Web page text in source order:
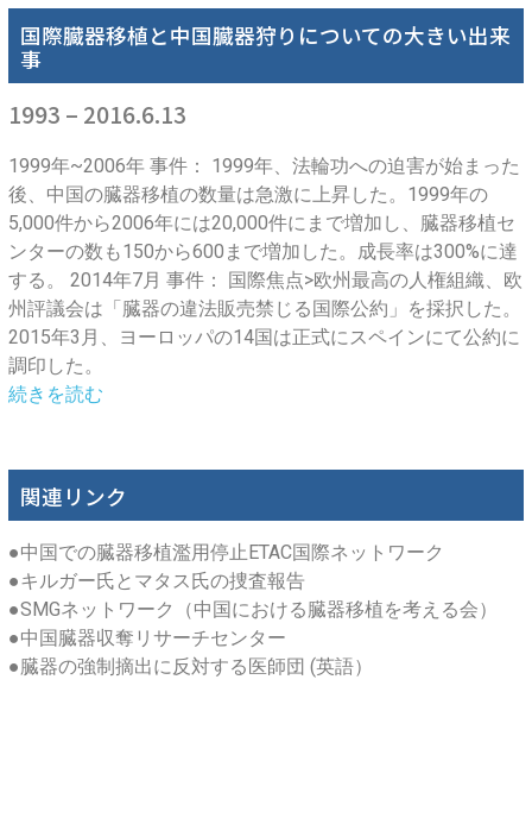
国際臓器移植と中国臓器狩りについての大きい出来
事
1993 – 2016.6.13
1999年~2006年 事件： 1999年、法輪功への迫害が始まった
後、中国の臓器移植の数量は急激に上昇した。1999年の
5,000件から2006年には20,000件にまで増加し、臓器移植セ
ンターの数も150から600まで増加した。成長率は300%に達
する。 2014年7月 事件： 国際焦点>欧州最高の人権組織、欧
州評議会は「臓器の違法販売禁じる国際公約」を採択した。
2015年3月、ヨーロッパの14国は正式にスペインにて公約に
調印した。
続きを読む
関連リンク
●中国での臓器移植濫用停止ETAC国際ネットワーク
●キルガー氏とマタス氏の捜査報告
●SMGネットワーク（中国における臓器移植を考える会）
●中国臓器収奪リサーチセンター
●臓器の強制摘出に反対する医師団 (英語）